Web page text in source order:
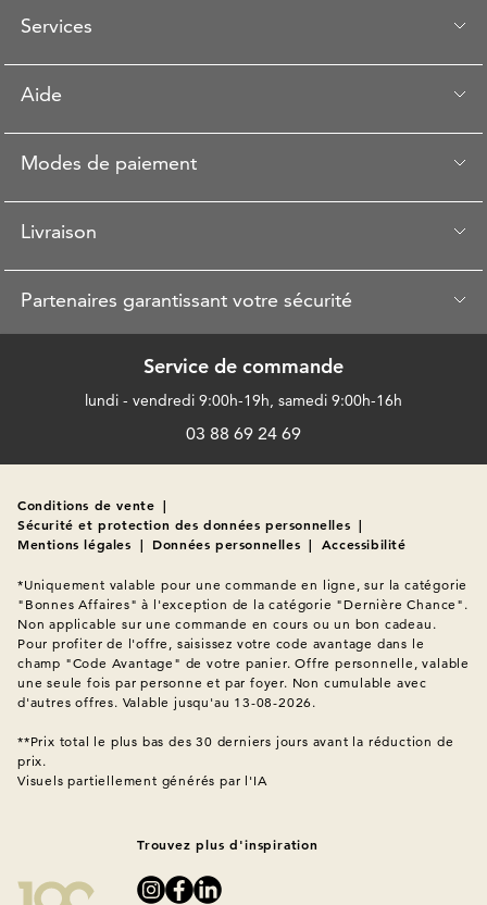
Services
Aide
Modes de paiement
Livraison
Partenaires garantissant votre sécurité
Service de commande
lundi - vendredi 9:00h-19h, samedi 9:00h-16h
03 88 69 24 69
Conditions de vente |
Sécurité et protection des données personnelles |
Mentions légales | Données personnelles | Accessibilité
*Uniquement valable pour une commande en ligne, sur la catégorie
"Bonnes Affaires" à l'exception de la catégorie "Dernière Chance".
Non applicable sur une commande en cours ou un bon cadeau.
Pour profiter de l'offre, saisissez votre code avantage dans le
champ "Code Avantage" de votre panier. Offre personnelle, valable
une seule fois par personne et par foyer. Non cumulable avec
d'autres offres. Valable jusqu'au 13-08-2026.
**Prix total le plus bas des 30 derniers jours avant la réduction de
Visuels partiellement générés par l'IA
Trouvez plus d'inspiration